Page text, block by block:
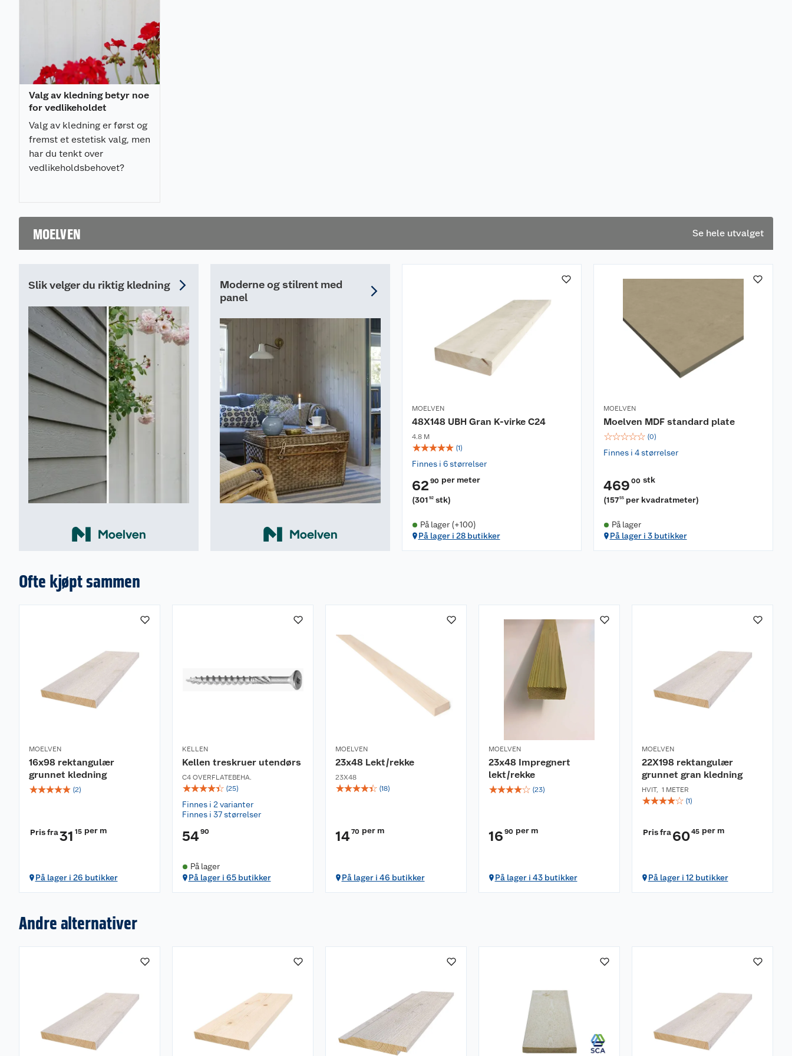
Valg av kledning betyr noe
for vedlikeholdet
Valg av kledning er først og
fremst et estetisk valg, men
har du tenkt over
vedlikeholdsbehovet?
MOELVEN Se hele utvalget
Slik velger du riktig kledning
Moderne og stilrent med
panel
MOELVEN
48X148 UBH Gran K-virke C24
4.8 M
☆☆☆☆☆ (1)
Finnes i 6 størrelser
62 90 per meter
(301 92 stk)
På lager (+100)
På lager i 28 butikker
MOELVEN
Moelven MDF standard plate
☆☆☆☆☆ (0)
Finnes i 4 størrelser
469 00 stk
(15755 per kvadratmeter)
På lager
På lager i 3 butikker
Ofte kjøpt sammen
MOELVEN
16x98 rektangulær
grunnet kledning
☆☆☆☆☆ (2)
Pris fra31 15 per m
På lager i 26 butikker
KELLEN
Kellen treskruer utendørs
C4 OVERFLATEBEHA.
☆☆☆☆☆ (25)
Finnes i 2 varianter
Finnes i 37 størrelser
5490
På lager
På lager i 65 butikker
MOELVEN
23x48 Lekt/rekke
23X48
☆☆☆☆☆ (18)
1470 per m
På lager i 46 butikker
MOELVEN
23x48 Impregnert
lekt/rekke
☆☆☆☆☆ (23)
16 90 per m
På lager i 43 butikker
MOELVEN
22X198 rektangulær
grunnet gran kledning
HVIT, 1 METER
☆☆☆☆☆ (1)
Pris fra6045 per m
På lager i 12 butikker
Andre alternativer